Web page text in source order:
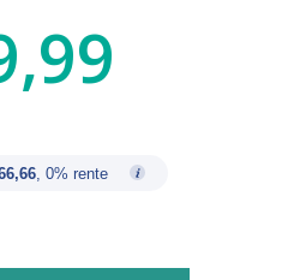
, 0% rente